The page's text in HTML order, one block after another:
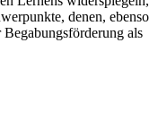
denen, ebenso
als